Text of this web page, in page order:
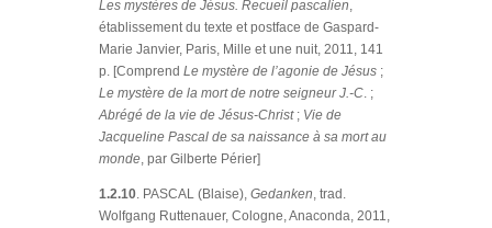
Les mystères de Jésus. Recueil pascalien,
établissement du texte et postface de Gaspard-
Marie Janvier, Paris, Mille et une nuit, 2011, 141
p. [Comprend Le mystère de l’agonie de Jésus;
Le mystère de la mort de notre seigneur J.-C. ;
Abrégé de la vie de Jésus-Christ; Vie de
Jacqueline Pascal de sa naissance à sa mort au
monde, par Gilberte Périer]
1.2.10. PASCAL (Blaise), Gedanken, trad.
Wolfgang Ruttenauer, Cologne, Anaconda, 2011,